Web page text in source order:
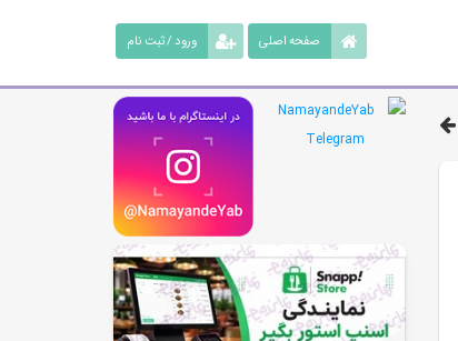
ورود / ثبت نام صفحه اصلی